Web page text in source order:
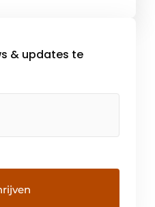
By-Side opstelling.
& updates te